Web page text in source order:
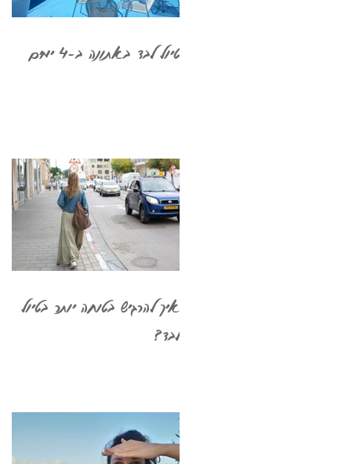
טיול לבד באתונה ב-4 ימים
איך להרגיש בטוחה יותר בטיול
לבד?